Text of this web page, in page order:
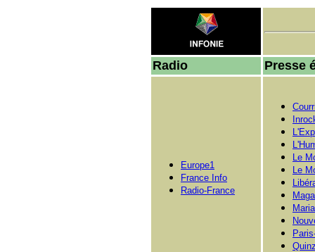
Radio Presse
Europe1
France Info
Radio-France
Le
Le